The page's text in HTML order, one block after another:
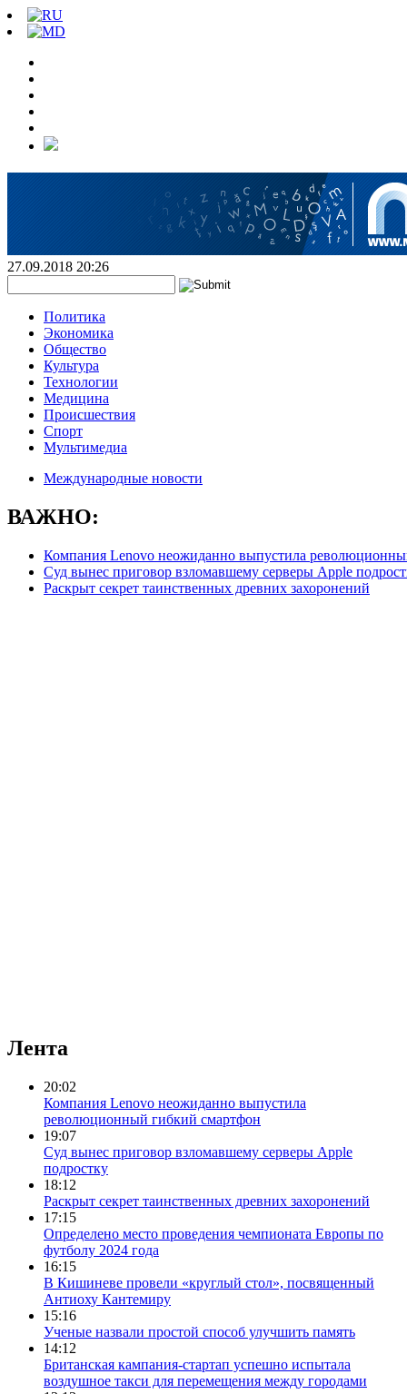
27.09.2018 20:26
Политика
Экономика
Общество
Культура
Технологии
Медицина
Происшествия
Спорт
Мультимедиа
Международные новости
ВАЖНО:
Компания Lenovo неожиданно выпустила
Суд вынес приговор взломавшему серверы Apple
Раскрыт секрет таинственных древних захоронений
Лента
20:02
Компания Lenovo неожиданно выпустила
революционный гибкий смартфон
19:07
Суд вынес приговор взломавшему серверы Apple
подростку
18:12
Раскрыт секрет таинственных древних захоронений
17:15
Определено место проведения чемпионата Европы по
футболу 2024 года
16:15
В Кишиневе провели «круглый стол», посвященный
Антиоху Кантемиру
15:16
Ученые назвали простой способ улучшить память
14:12
Британская кампания-стартап успешно испытала
воздушное такси для перемещения между городами